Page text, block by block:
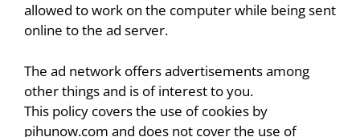
allowed to work on the computer while being sent
online to the ad server.
The ad network offers advertisements among
other things and is of interest to you.
This policy covers the use of cookies by
pihunow.com and does not cover the use of